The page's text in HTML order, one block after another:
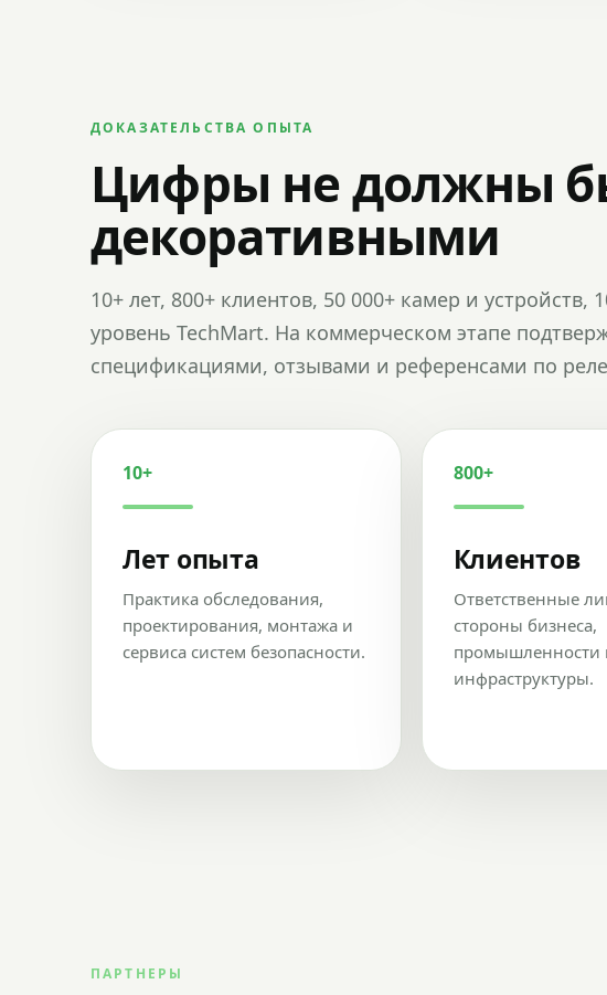
ДОКАЗАТЕЛЬСТВА ОПЫТА
Цифры не должны
декоративными
10+ лет, 800+ клиентов, 50 000+ камер и
уровень TechMart. На коммерческом этапе
спецификациями, отзывами и референсами по
10+
Лет опыта
Практика обследования,
проектирования, монтажа и
сервиса систем безопасности.
800+
Клиентов
Ответственные
стороны бизнеса,
промышленности
инфраструктуры.
ПАРТНЕРЫ